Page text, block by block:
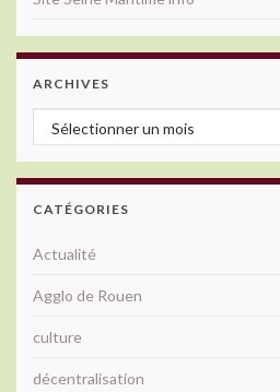
ARCHIVES
Archives
CATÉGORIES
Actualité
Agglo de Rouen
culture
décentralisation